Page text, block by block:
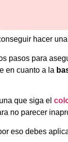
hacer
pasos para
en cuanto a la
que siga el
no parecer
eso debes